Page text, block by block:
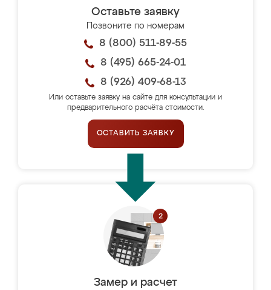
Оставьте заявку
Позвоните по номерам
8 (800) 511-89-55
8 (495) 665-24-01
8 (926) 409-68-13
Или оставьте заявку на сайте для консультации и
предварительного расчёта стоимости.
ОСТАВИТЬ ЗАЯВКУ
Замер и расчет